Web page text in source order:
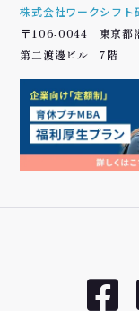
株式会社ワークシフト
〒106-0044 東京都
第二渡邊ビル 7階